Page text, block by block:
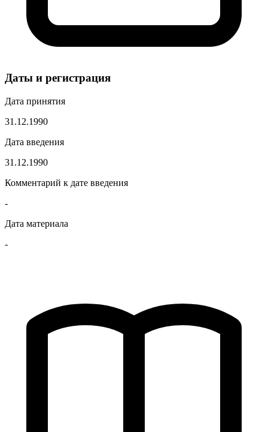
Даты и регистрация
Дата принятия
31.12.1990
Дата введения
31.12.1990
Комментарий к дате введения
-
Дата материала
-